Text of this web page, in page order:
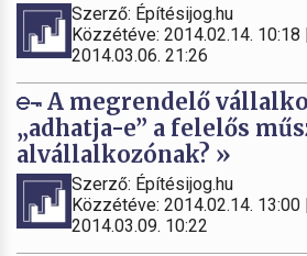
Szerző: Építésijog.hu
Közzétéve: 2014.02.14.
2014.03.06. 21:26
A megrendelő
„adhatja-e” a felelős
alvállalkozónak? »
Szerző: Építésijog.hu
Közzétéve: 2014.02.14.
2014.03.09. 10:22